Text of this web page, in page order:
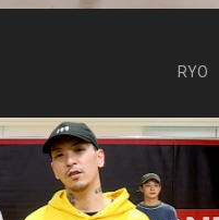
RYO